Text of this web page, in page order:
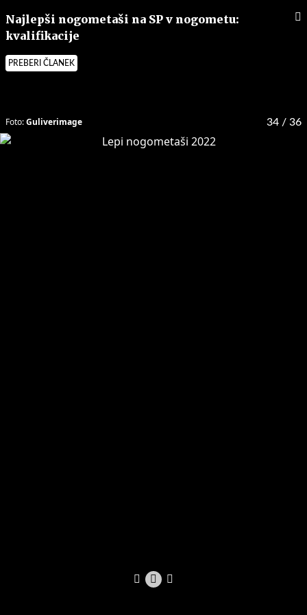
Najlepši nogometaši na SP v nogometu:
kvalifikacije
PREBERI ČLANEK
34 / 36
Foto:Guliverimage